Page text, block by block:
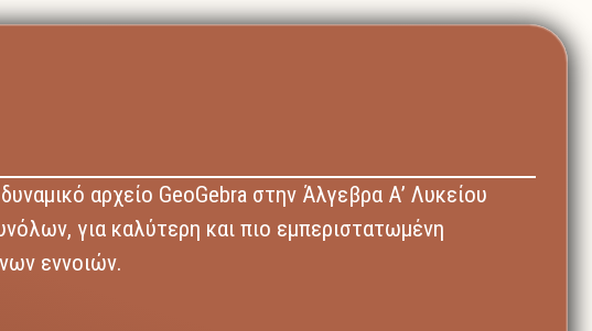
αρχείο GeoGebra στην Άλγεβρα Α’ Λυκείου
για καλύτερη και πιο εμπεριστατωμένη
εννοιών.